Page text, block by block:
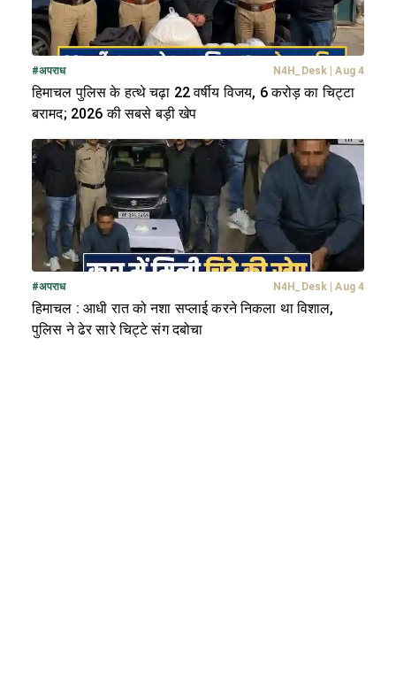
#अपराध N4H_Desk | Aug 4
हिमाचल पुलिस के हत्थे चढ़ा 22 वर्षीय विजय, 6 करोड़ का चिट्टा
बरामद; 2026 की सबसे बड़ी खेप
#अपराध N4H_Desk | Aug 4
हिमाचल : आधी रात को नशा सप्लाई करने निकला था विशाल,
पुलिस ने ढेर सारे चिट्टे संग दबोचा